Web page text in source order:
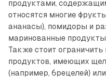
продуктами,
относятся многие
ананасы), помидоры и
маринованные
Также стоит
продуктов, имеющих
(например, брецелей)